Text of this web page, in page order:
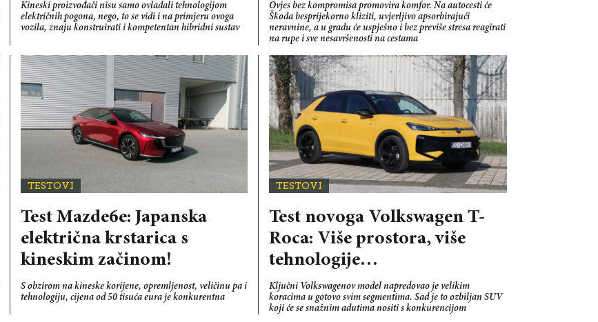
Kineski proizvođači nisu samo ovladali tehnologijom
električnih pogona, nego, to se vidi i na primjeru ovoga
vozila, znaju konstruirati i kompetentan hibridni sustav
Ovjes bez kompromisa promovira komfor. Na autocesti će
Škoda besprijekorno kliziti, uvjerljivo apsorbirajući
neravnine, a u gradu će uspješno i bez previše stresa reagirati
na rupe i sve nesavršenosti na cestama
TESTOVI
Test Mazde6e: Japanska
električna krstarica s
kineskim začinom!
S obzirom na kineske korijene, opremljenost, veličinu pa i
tehnologiju, cijena od 50 tisuća eura je konkurentna
TESTOVI
Test novoga Volkswagen T-
Roca: Više prostora, više
tehnologije…
Ključni Volkswagenov model napredovao je velikim
koracima u gotovo svim segmentima. Sad je to ozbiljan SUV
koji će se snažnim adutima nositi s konkurencijom